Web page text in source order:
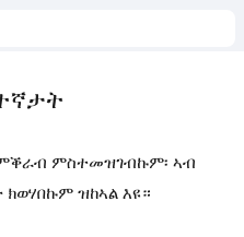
ምስተመዝገብኩም፡ ኣብ
ዝከኣል እዩ።